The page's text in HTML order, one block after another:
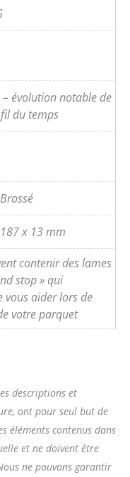
évolution notable de
du temps
x 13 mm
contenir des lames
stop » qui
vous aider lors de
votre parquet
descriptions et
ont pour seul but de
éléments contenus dans
et ne doivent être
ne pouvons garantir